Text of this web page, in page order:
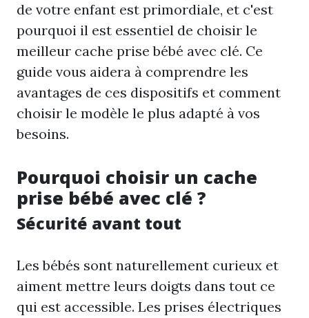
de votre enfant est primordiale, et c'est
pourquoi il est essentiel de choisir le
meilleur cache prise bébé avec clé. Ce
guide vous aidera à comprendre les
avantages de ces dispositifs et comment
choisir le modèle le plus adapté à vos
besoins.
Pourquoi choisir un cache
prise bébé avec clé ?
Sécurité avant tout
Les bébés sont naturellement curieux et
aiment mettre leurs doigts dans tout ce
qui est accessible. Les prises électriques